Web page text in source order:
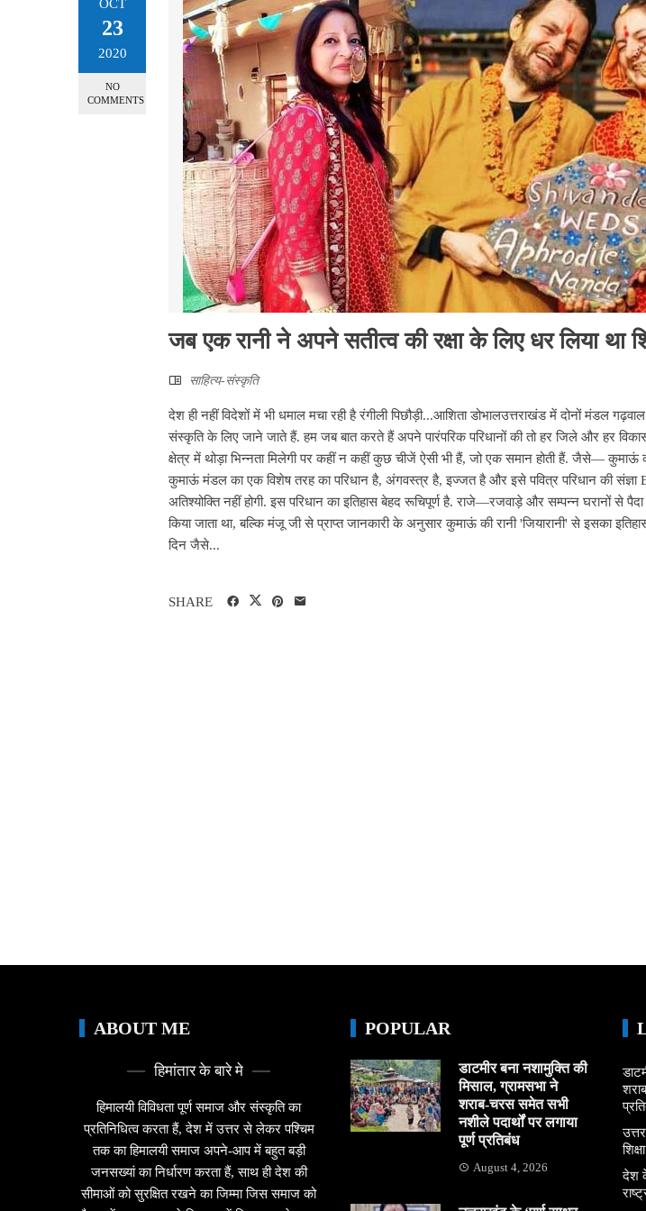
OCT
23
2020
NO
COMMENTS
जब एक रानी ने अपने सतीत्व की रक्षा के लिए धर लिया था
साहित्‍य-संस्कृति
देश ही नहीं विदेशों में भी धमाल मचा रही है रंगीली पिछौड़ी...आशिता डोभालउत्तराखंड में दोनों मंडल
संस्कृति के लिए जाने जाते हैं. हम जब बात करते हैं अपने पारंपरिक परिधानों की तो हर जिले और हर
क्षेत्र में थोड़ा भिन्नता मिलेगी पर कहीं न कहीं कुछ चीजें ऐसी भी हैं, जो एक समान होती हैं. जैसे— कुमाऊं
कुमाऊं मंडल का एक विशेष तरह का परिधान है, अंगवस्त्र है, इज्जत है और इसे पवित्र परिधान की संज्ञा
अतिश्योक्ति नहीं होगी. इस परिधान का इतिहास बेहद रूचिपूर्ण है. राजे—रजवाड़े और सम्पन्न घरानों से
किया जाता था, बल्कि मंजू जी से प्राप्त जानकारी के अनुसार कुमाऊं की रानी 'जियारानी' से इसका
दिन जैसे...
SHARE
ABOUT ME
हिमांतार के बारे मे
हिमालयी विविधता पूर्ण समाज और संस्कृति का
प्रतिनिधित्व करता हैं, देश में उत्तर से लेकर पश्चिम
तक का हिमालयी समाज अपने-आप में बहुत बड़ी
जनसख्यां का निर्धारण करता हैं, साथ ही देश की
सीमाओं को सुरक्षित रखने का जिम्मा जिस समाज को
POPULAR
डाटमीर बना नशामुक्ति की
मिसाल, ग्रामसभा ने
शराब-चरस समेत सभी
नशीले पदार्थों पर लगाया
पूर्ण प्रतिबंध
August 4, 2026
देश